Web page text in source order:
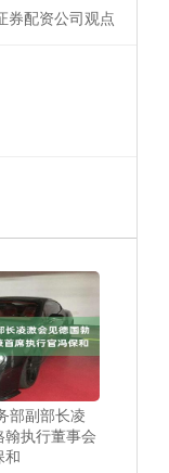
券配资公司观点
部副部长凌
执行董事会
和